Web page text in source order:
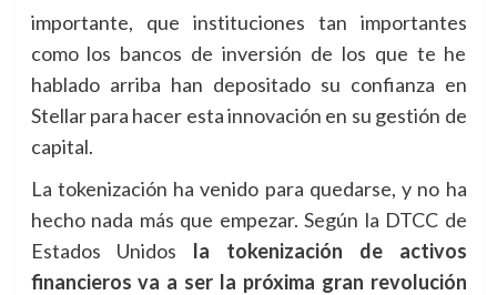
importante, que instituciones tan importantes
como los bancos de inversión de los que te he
hablado arriba han depositado su confianza en
Stellar para hacer esta innovación en su gestión de
capital.
La tokenización ha venido para quedarse, y no ha
hecho nada más que empezar. Según la DTCC de
Estados Unidos la tokenización de activos
financieros va a ser la próxima gran revolución